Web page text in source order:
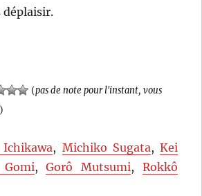
déplaisir.
(pas de note pour l'instant, vous
)
Ichikawa, Michiko Sugata, Kei
,Gorô Mutsumi, Rokkô